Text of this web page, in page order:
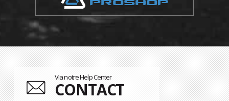
Via notre Help Center
CONTACT